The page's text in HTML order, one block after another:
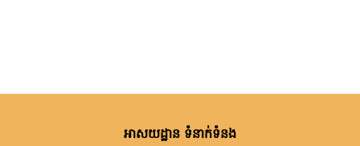
អាសយដ្ឋាន ទំនាក់ទំនង